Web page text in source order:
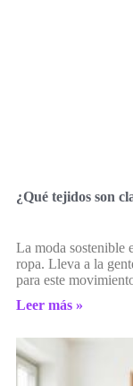
¿Qué tejidos son
La moda sostenible
ropa. Lleva a la
para este
Leer más »